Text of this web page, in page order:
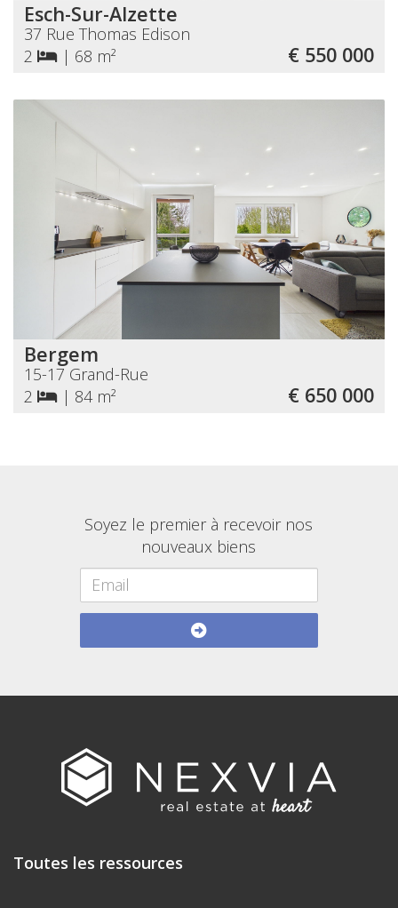
Esch-Sur-Alzette
37 Rue Thomas Edison
2
| 68 m² € 550 000
Bergem
15-17 Grand-Rue
2
| 84 m² € 650 000
Soyez le premier à recevoir nos
nouveaux biens
Toutes les ressources